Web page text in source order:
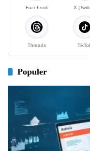
Facebook X
Threads
Populer